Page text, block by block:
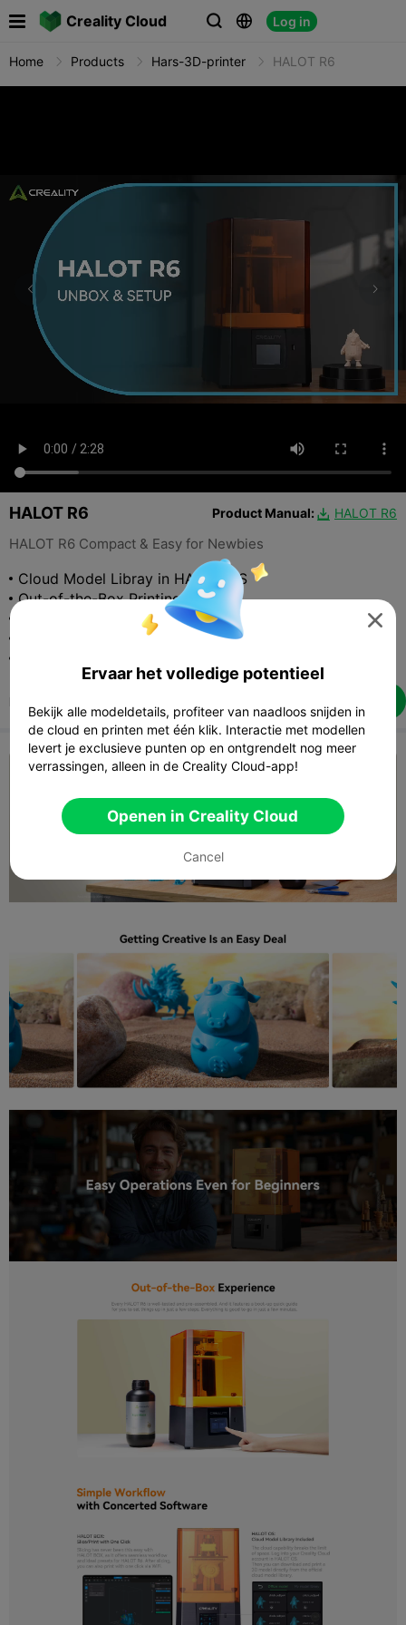
Creality Cloud   Log in

Home Products Hars-3D-printer HALOT R6
HALOT R6 Product Manual:  HALOT R6
HALOT R6 Compact & Easy for Newbies
Cloud Model Libray in HALOT OS
Out-of-the-Box Printing
Super Compact Size
Stable Z-axis, Less Wobbling

Ervaar het volledige potentieel
Bekijk alle modeldetails, profiteer van naadloos snijden in
de cloud en printen met één klik. Interactie met modellen
levert je exclusieve punten op en ontgrendelt nog meer
verrassingen, alleen in de Creality Cloud-app!
Openen in Creality Cloud
Cancel